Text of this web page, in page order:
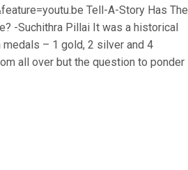
Tell-A-Story Has The
-Suchithra Pillai It was a historical
– 1 gold, 2 silver and 4
all over but the question to ponder